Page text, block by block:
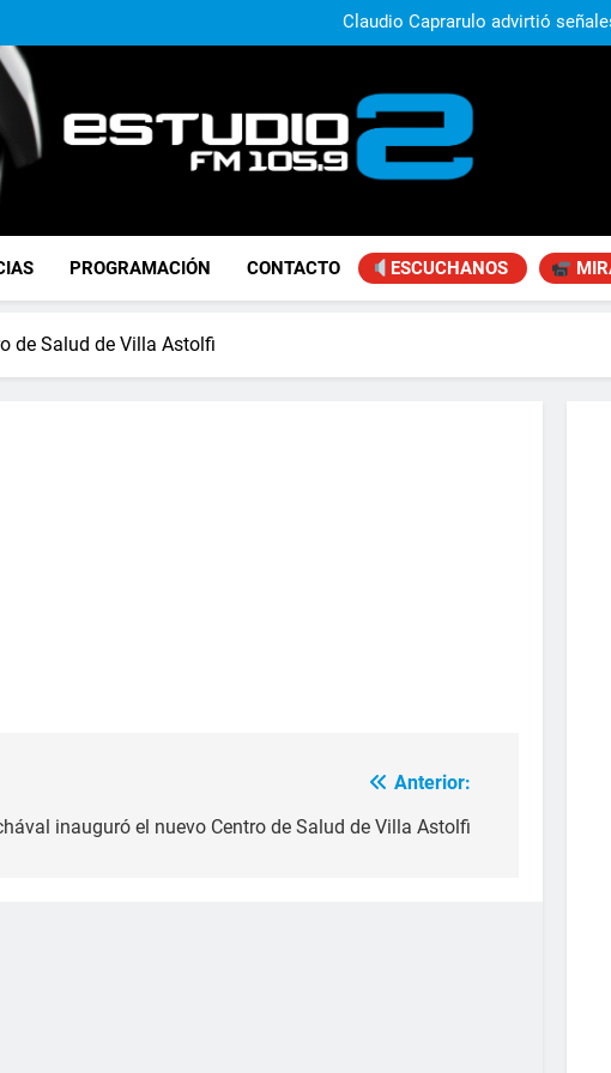
muestra un problema
Carlos Linares afirmó que el
ley de tierras y advirtió un cambio de
Paco Olveira cuestionó la visita
muestra un problema
Carlos Linares afirmó que el
ley de tierras y advirtió un cambio de
Paco Olveira cuestionó la visita
FM Estudio 2
PROGRAMACIÓN CONTACTO ESCUCHANOS
de Salud de Villa Astolfi
Anterior:
inauguró el nuevo Centro de Salud de Villa Astolfi